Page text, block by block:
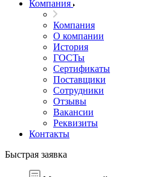
Компания
Компания
О компании
История
ГОСТы
Сертификаты
Поставщики
Сотрудники
Отзывы
Вакансии
Реквизиты
Контакты
Быстрая заявка